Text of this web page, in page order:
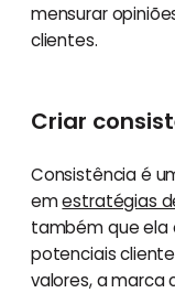
mensurar
clientes.
Criar
Consistência é
emestratégias
também que ela
potenciais
valores, a marca